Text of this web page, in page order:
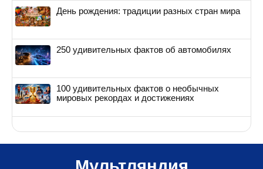
День рождения: традиции разных стран мира
250 удивительных фактов об автомобилях
100 удивительных фактов о необычных
мировых рекордах и достижениях